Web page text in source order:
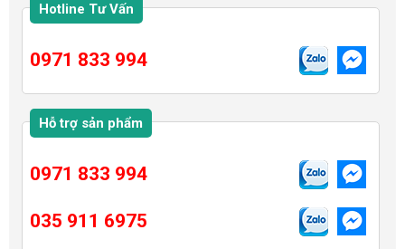
Hotline Tư Vấn
0971 833 994
Hỗ trợ sản phẩm
0971 833 994
035 911 6975